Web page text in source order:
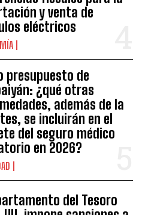
y venta de
eléctricos
presupuesto de
¿qué otras
además de la
se incluirán en el
del seguro médico
en 2026?
del Tesoro